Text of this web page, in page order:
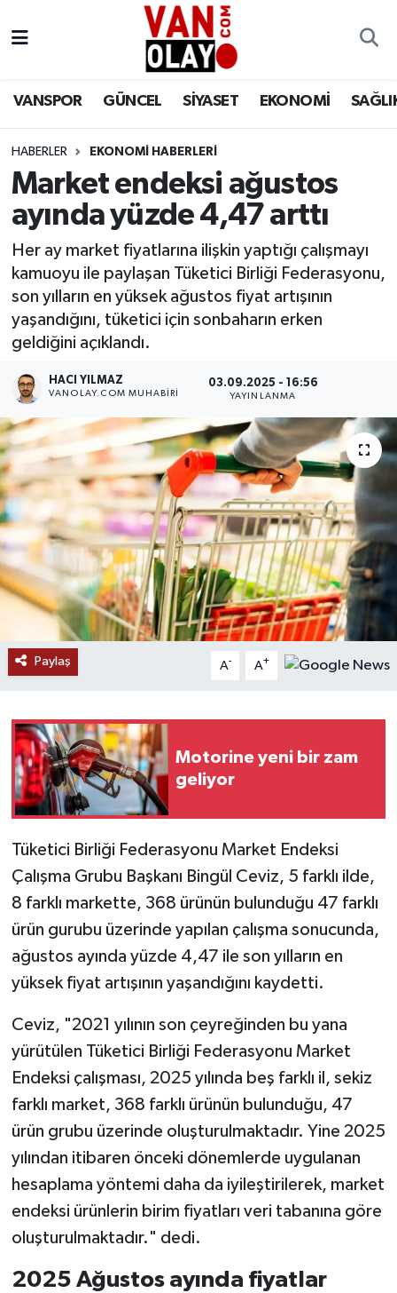
VANSPOR GÜNCEL SİYASET EKONOMİ
HABERLER EKONOMİ HABERLERİ
Market endeksi ağustos
ayında yüzde 4,47 arttı
Her ay market fiyatlarına ilişkin yaptığı çalışmayı
kamuoyu ile paylaşan Tüketici Birliği Federasyonu,
son yılların en yüksek ağustos fiyat artışının
yaşandığını, tüketici için sonbaharın erken
geldiğini açıklandı.
HACI YILMAZ
VANOLAY.COM MUHABIRI
03.09.2025 - 16:56
YAYINLANMA
Paylaş A- A+
Motorine yeni bir zam
geliyor
Tüketici Birliği Federasyonu Market Endeksi
Çalışma Grubu Başkanı Bingül Ceviz, 5 farklı ilde,
8 farklı markette, 368 ürünün bulunduğu 47 farklı
ürün gurubu üzerinde yapılan çalışma sonucunda,
ağustos ayında yüzde 4,47 ile son yılların en
yüksek fiyat artışının yaşandığını kaydetti.
Ceviz, "2021 yılının son çeyreğinden bu yana
yürütülen Tüketici Birliği Federasyonu Market
Endeksi çalışması, 2025 yılında beş farklı il, sekiz
farklı market, 368 farklı ürünün bulunduğu, 47
ürün grubu üzerinde oluşturulmaktadır. Yine 2025
yılından itibaren önceki dönemlerde uygulanan
hesaplama yöntemi daha da iyileştirilerek, market
endeksi ürünlerin birim fiyatları veri tabanına göre
oluşturulmaktadır." dedi.
2025 Ağustos ayında fiyatlar
Siyaset
Ekonomi
Sağlık
Eğitim
Bilim & Teknoloji
Dünya
RESMİ İLANLAR
Van Nöbetçi Eczaneler
Van Namaz Vakitleri
Van Trafik Yoğunluk Haritası
Süper Lig Puan Durumu ve Fikstür
Tüm Manşetler
Son Dakika Haberleri
Haber Arşivi